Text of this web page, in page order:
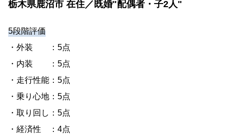
栃木県鹿沼市 在住／既婚"配偶者・子2人"
5段階評価
・外装 ：5点
・内装 ：5点
・走行性能：5点
・乗り心地：5点
・取り回し：5点
・経済性 ：4点